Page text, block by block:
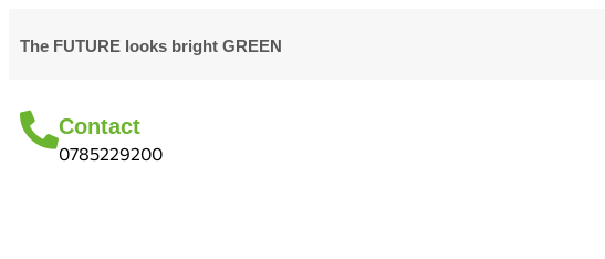
The FUTURE looks bright GREEN
Contact
0785229200